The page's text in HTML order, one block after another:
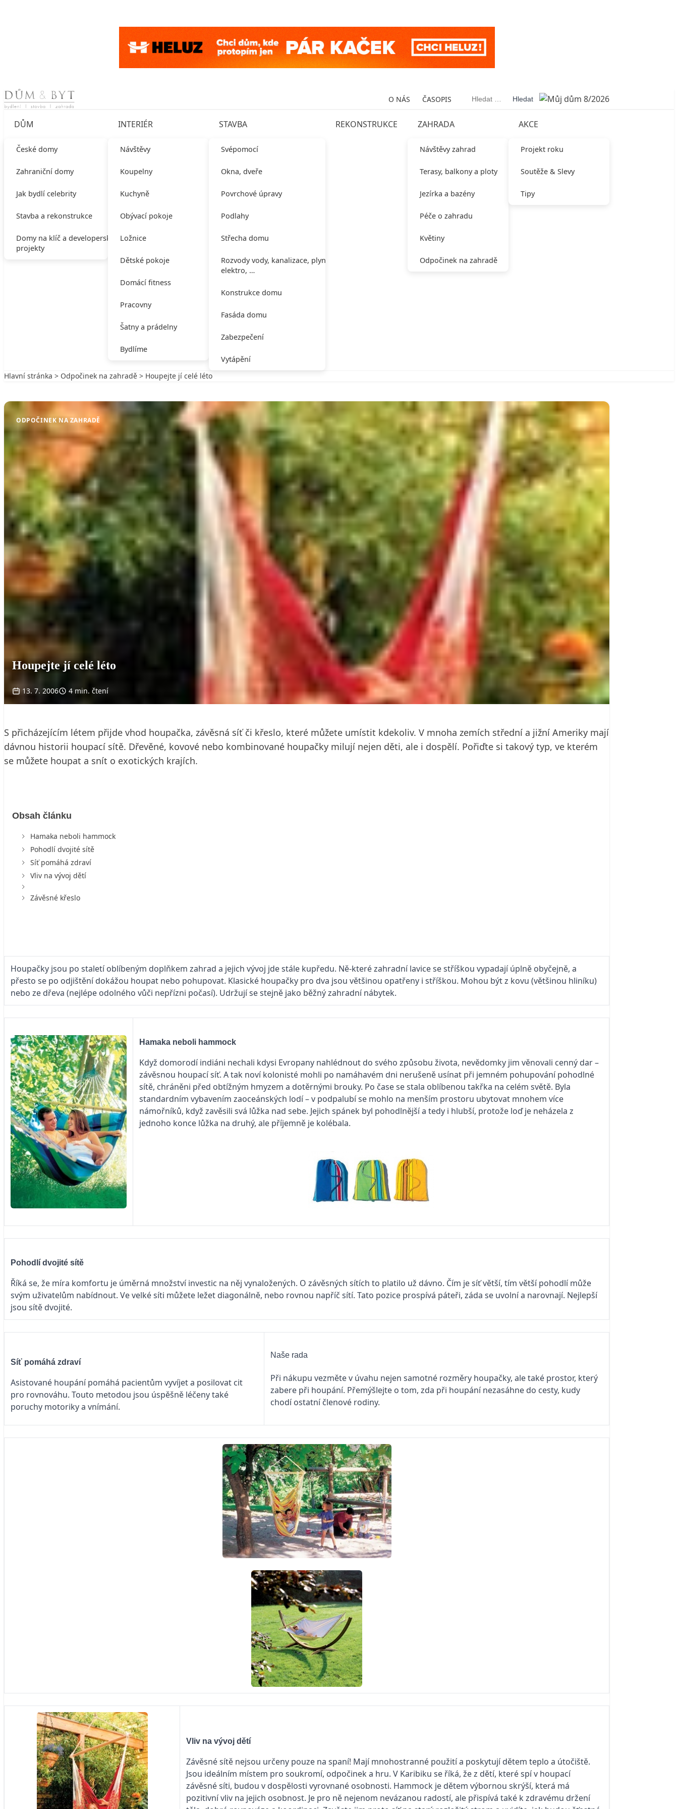
Skip to content O NÁS ČASOPIS Vyhledávání
DŮM
České domy
Zahraniční domy
Jak bydlí celebrity
Stavba a rekonstrukce
Domy na klíč a developerské
projekty
INTERIÉR
Návštěvy
Koupelny
Kuchyně
Obývací pokoje
Ložnice
Dětské pokoje
Domácí fitness
Pracovny
Šatny a prádelny
Bydlíme
STAVBA
Svépomocí
Okna, dveře
Povrchové úpravy
Podlahy
Střecha domu
Rozvody vody, kanalizace, plynu,
elektro, …
Konstrukce domu
Fasáda domu
Zabezpečení
Vytápění
REKONSTRUKCE ZAHRADA
Návštěvy zahrad
Terasy, balkony a ploty
Jezírka a bazény
Péče o zahradu
Květiny
Odpočinek na zahradě
AKCE
Projekt roku
Soutěže & Slevy
Tipy
Hlavní stránka > Odpočinek na zahradě > Houpejte jí celé léto
ODPOČINEK NA ZAHRADĚ
Houpejte jí celé léto
13. 7. 2006 4 min. čtení
S přicházejícím létem přijde vhod houpačka, závěsná síť či křeslo, které můžete umístit kdekoliv. V mnoha zemích střední a jižní Ameriky mají
dávnou historii houpací sítě. Dřevěné, kovové nebo kombinované houpačky milují nejen děti, ale i dospělí. Pořiďte si takový typ, ve kterém
se můžete houpat a snít o exotických krajích.
Obsah článku
Hamaka neboli hammock
Pohodlí dvojité sítě
Síť pomáhá zdraví
Vliv na vývoj dětí
Závěsné křeslo
Houpačky jsou po staletí oblíbeným doplňkem zahrad a jejich vývoj jde stále kupředu. Ně-které zahradní lavice se stříškou vypadají úplně obyčejně, a
přesto se po odjištění dokážou houpat nebo pohupovat. Klasické houpačky pro dva jsou většinou opatřeny i stříškou. Mohou být z kovu (většinou hliníku)
nebo ze dřeva (nejlépe odolného vůči nepřízni počasí). Udržují se stejně jako běžný zahradní nábytek.
Hamaka neboli hammock
Když domorodí indiáni nechali kdysi Evropany nahlédnout do svého způsobu života, nevědomky jim věnovali cenný dar –
závěsnou houpací síť. A tak noví kolonisté mohli po namáhavém dni nerušeně usínat při jemném pohupování pohodlné
sítě, chráněni před obtížným hmyzem a dotěrnými brouky. Po čase se stala oblíbenou takřka na celém světě. Byla
standardním vybavením zaoceánských lodí – v podpalubí se mohlo na menším prostoru ubytovat mnohem více
námořníků, když zavěsili svá lůžka nad sebe. Jejich spánek byl pohodlnější a tedy i hlubší, protože loď je neházela z
jednoho konce lůžka na druhý, ale příjemně je kolébala.
Pohodlí dvojité sítě
Říká se, že míra komfortu je úměrná množství investic na něj vynaložených. O závěsných sítích to platilo už dávno. Čím je síť větší, tím větší pohodlí může
svým uživatelům nabídnout. Ve velké síti můžete ležet diagonálně, nebo rovnou napříč sítí. Tato pozice prospívá páteři, záda se uvolní a narovnají. Nejlepší
jsou sítě dvojité.
Síť pomáhá zdraví
Asistované houpání pomáhá pacientům vyvíjet a posilovat cit
pro rovnováhu. Touto metodou jsou úspěšně léčeny také
poruchy motoriky a vnímání.
Naše rada
Při nákupu vezměte v úvahu nejen samotné rozměry houpačky, ale také prostor, který
zabere při houpání. Přemýšlejte o tom, zda při houpání nezasáhne do cesty, kudy
chodí ostatní členové rodiny.
Vliv na vývoj dětí
Závěsné sítě nejsou určeny pouze na spaní! Mají mnohostranné použití a poskytují dětem teplo a útočiště.
Jsou ideálním místem pro soukromí, odpočinek a hru. V Karibiku se říká, že z dětí, které spí v houpací
závěsné síti, budou v dospělosti vyrovnané osobnosti. Hammock je dětem výbornou skrýší, která má
pozitivní vliv na jejich osobnost. Je pro ně nejenom nevázanou radostí, ale přispívá také k zdravému držení